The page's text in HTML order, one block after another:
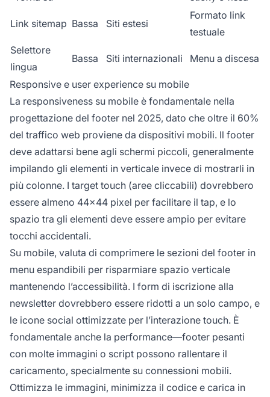
Link sitemap Bassa Siti estesi
Formato link
testuale
Selettore
lingua
Bassa Siti internazionali Menu a discesa
Responsive e user experience su mobile
La responsiveness su mobile è fondamentale nella
progettazione del footer nel 2025, dato che oltre il 60%
del traffico web proviene da dispositivi mobili. Il footer
deve adattarsi bene agli schermi piccoli, generalmente
impilando gli elementi in verticale invece di mostrarli in
più colonne. I target touch (aree cliccabili) dovrebbero
essere almeno 44x44 pixel per facilitare il tap, e lo
spazio tra gli elementi deve essere ampio per evitare
tocchi accidentali.
Su mobile, valuta di comprimere le sezioni del footer in
menu espandibili per risparmiare spazio verticale
mantenendo l’accessibilità. I form di iscrizione alla
newsletter dovrebbero essere ridotti a un solo campo, e
le icone social ottimizzate per l’interazione touch. È
fondamentale anche la performance—footer pesanti
con molte immagini o script possono rallentare il
caricamento, specialmente su connessioni mobili.
Ottimizza le immagini, minimizza il codice e carica in